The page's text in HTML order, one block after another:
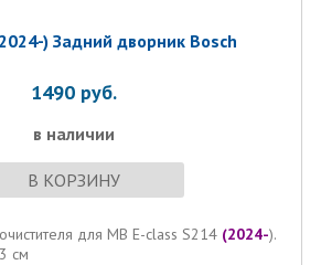
) Задний дворник Bosch
1490 руб.
в наличии
В КОРЗИНУ
для MB E-class S214 (2024-).
см